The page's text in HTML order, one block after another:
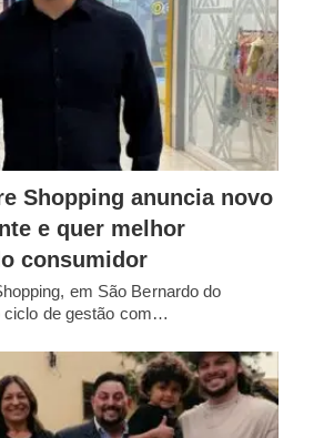
Shopping anuncia novo
e quer melhor
consumidor
em São Bernardo do
ciclo de gestão com…